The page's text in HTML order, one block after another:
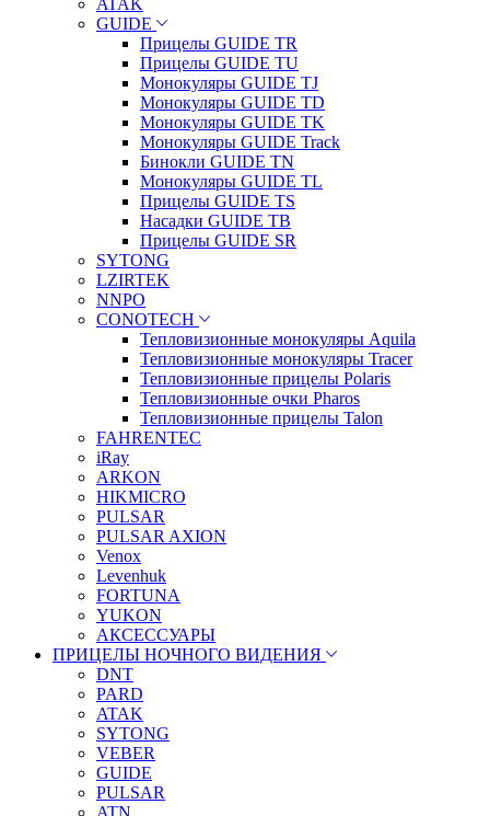
ATAK
GUIDE
Прицелы GUIDE TR
Прицелы GUIDE TU
Монокуляры GUIDE TJ
Монокуляры GUIDE TD
Монокуляры GUIDE TK
Монокуляры GUIDE Track
Бинокли GUIDE TN
Монокуляры GUIDE TL
Прицелы GUIDE TS
Насадки GUIDE TB
Прицелы GUIDE SR
SYTONG
LZIRTEK
NNPO
CONOTECH
Тепловизионные монокуляры Aquila
Тепловизионные монокуляры Tracer
Тепловизионные прицелы Polaris
Тепловизионные очки Pharos
Тепловизионные прицелы Talon
FAHRENTEC
iRay
ARKON
HIKMICRO
PULSAR
PULSAR AXION
Venox
Levenhuk
FORTUNA
YUKON
АКСЕССУАРЫ
ПРИЦЕЛЫ НОЧНОГО ВИДЕНИЯ
DNT
PARD
ATAK
SYTONG
VEBER
GUIDE
PULSAR
ATN